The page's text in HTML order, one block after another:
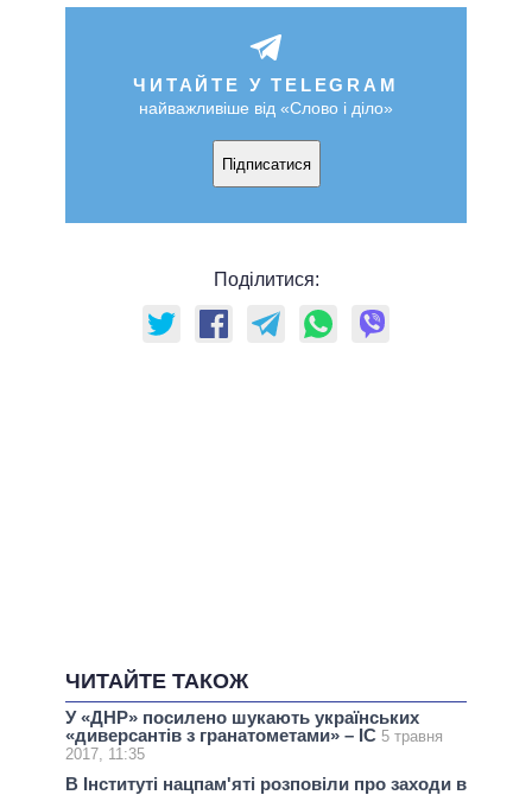
ЧИТАЙТЕ У TELEGRAM
найважливіше від «Слово і діло»
Підписатися
Поділитися:
ЧИТАЙТЕ ТАКОЖ
У «ДНР» посилено шукають українських
«диверсантів з гранатометами» – ІС 5 травня
2017, 11:35
В Інституті нацпам'яті розповіли про заходи в